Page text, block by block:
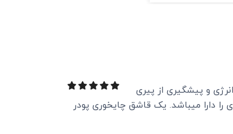
و پیشگیری از پیری
دارا میباشد. یک قاشق چایخوری پودر